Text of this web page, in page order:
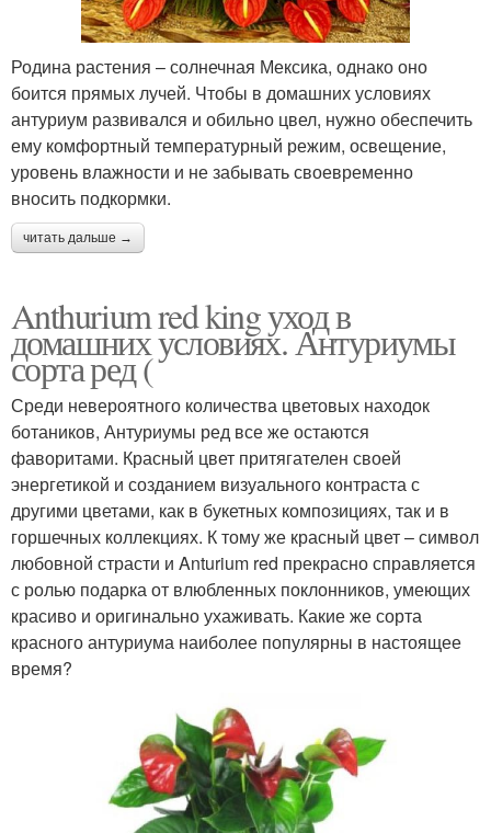
Родина растения – солнечная Мексика, однако оно
боится прямых лучей. Чтобы в домашних условиях
антуриум развивался и обильно цвел, нужно обеспечить
ему комфортный температурный режим, освещение,
уровень влажности и не забывать своевременно
вносить подкормки.
читать дальше →
Anthurium red king уход в
домашних условиях. Антуриумы
сорта ред (
Среди невероятного количества цветовых находок
ботаников, Антуриумы ред все же остаются
фаворитами. Красный цвет притягателен своей
энергетикой и созданием визуального контраста с
другими цветами, как в букетных композициях, так и в
горшечных коллекциях. К тому же красный цвет – символ
любовной страсти и Anturium red прекрасно справляется
с ролью подарка от влюбленных поклонников, умеющих
красиво и оригинально ухаживать. Какие же сорта
красного антуриума наиболее популярны в настоящее
время?